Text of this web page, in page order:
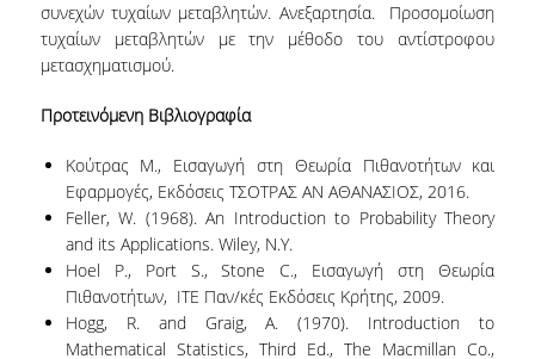
ΜΑΘΗΜΑΤΑ ΠΡΟΓΡΑΜΜΑΤΟΣ
ΜΑΘΗΜΑΤΑ ΕΛΕΥΘΕΡΗΣ
ΚΥΚΛΟΙ ΜΑΘΗΜΑΤΩΝ
ΠΕΡΙΓΡΑΜΜΑΤΑ ΜΑΘΗΜΑΤΩΝ
ΑΛΛΑ ΣΤΟΙΧΕΙΑ
συνεχών τυχαίων μεταβλητών. Ανεξαρτησία. Προσομοίωση
τυχαίων μεταβλητών με την μέθοδο του αντίστροφου
μετασχηματισμού.
Προτεινόμενη Βιβλιογραφία
Κούτρας Μ., Εισαγωγή στη Θεωρία Πιθανοτήτων και
Εφαρμογές, Εκδόσεις ΤΣΟΤΡΑΣ ΑΝ ΑΘΑΝΑΣΙΟΣ, 2016.
Feller, W. (1968). An Introduction to Probability Theory
and its Applications. Wiley, N.Y.
Hoel P., Port S., Stone C., Εισαγωγή στη Θεωρία
Πιθανοτήτων, ITE Παν/κές Εκδόσεις Κρήτης, 2009.
Hogg, R. and Graig, A. (1970). Introduction to
Mathematical Statistics, Third Ed., The Macmillan Co.,